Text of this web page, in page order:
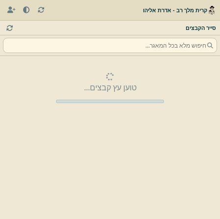
קרית מלך רב - אדרת אליהו
סייר הקבצים
טוען עץ קבצים...